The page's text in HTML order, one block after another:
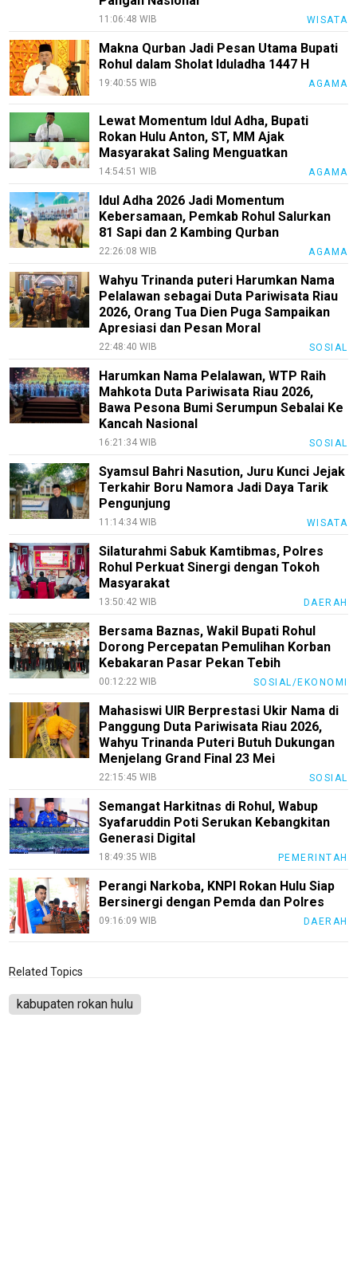
11:06:48 WIB WISATA
Makna Qurban Jadi Pesan Utama Bupati
Rohul dalam Sholat Iduladha 1447 H
19:40:55 WIB AGAMA
Lewat Momentum Idul Adha, Bupati
Rokan Hulu Anton, ST, MM Ajak
Masyarakat Saling Menguatkan
14:54:51 WIB AGAMA
Idul Adha 2026 Jadi Momentum
Kebersamaan, Pemkab Rohul Salurkan
81 Sapi dan 2 Kambing Qurban
22:26:08 WIB AGAMA
Wahyu Trinanda puteri Harumkan Nama
Pelalawan sebagai Duta Pariwisata Riau
2026, Orang Tua Dien Puga Sampaikan
Apresiasi dan Pesan Moral
22:48:40 WIB SOSIAL
Harumkan Nama Pelalawan, WTP Raih
Mahkota Duta Pariwisata Riau 2026,
Bawa Pesona Bumi Serumpun Sebalai Ke
Kancah Nasional
16:21:34 WIB SOSIAL
Syamsul Bahri Nasution, Juru Kunci Jejak
Terkahir Boru Namora Jadi Daya Tarik
Pengunjung
11:14:34 WIB WISATA
Silaturahmi Sabuk Kamtibmas, Polres
Rohul Perkuat Sinergi dengan Tokoh
Masyarakat
13:50:42 WIB DAERAH
Bersama Baznas, Wakil Bupati Rohul
Dorong Percepatan Pemulihan Korban
Kebakaran Pasar Pekan Tebih
00:12:22 WIB SOSIAL/EKONOMI
Mahasiswi UIR Berprestasi Ukir Nama di
Panggung Duta Pariwisata Riau 2026,
Wahyu Trinanda Puteri Butuh Dukungan
Menjelang Grand Final 23 Mei
22:15:45 WIB SOSIAL
Semangat Harkitnas di Rohul, Wabup
Syafaruddin Poti Serukan Kebangkitan
Generasi Digital
18:49:35 WIB PEMERINTAH
Perangi Narkoba, KNPI Rokan Hulu Siap
Bersinergi dengan Pemda dan Polres
09:16:09 WIB DAERAH
Related Topics
kabupaten rokan hulu